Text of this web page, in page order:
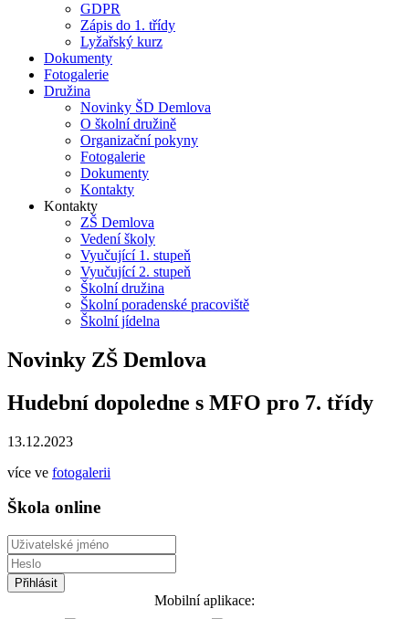
GDPR
Zápis do 1. třídy
Lyžařský kurz
Dokumenty
Fotogalerie
Družina
Novinky ŠD Demlova
O školní družině
Organizační pokyny
Fotogalerie
Dokumenty
Kontakty
Kontakty
ZŠ Demlova
Vedení školy
Vyučující 1. stupeň
Vyučující 2. stupeň
Školní družina
Školní poradenské pracoviště
Školní jídelna
Novinky ZŠ Demlova
Hudební dopoledne s MFO pro 7. třídy
13.12.2023
více ve fotogalerii
Škola online
Mobilní aplikace: